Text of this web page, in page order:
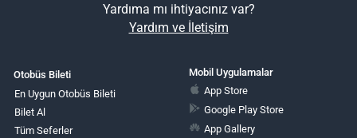
Yardıma mı ihtiyacınız var?
Yardım ve İletişim
Otobüs Bileti
En Uygun Otobüs Bileti
Bilet Al
Tüm Seferler
Mobil Uygulamalar
App Store
Google Play Store
App Gallery